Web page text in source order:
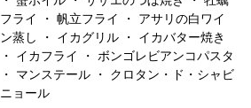
フライ ・ 帆立フライ ・ アサリの白ワイ
ン蒸し ・ イカグリル ・ イカバター焼き
・ イカフライ ・ ボンゴレビアンコパスタ
・ マンステール ・ クロタン・ド・シャビ
ニョール